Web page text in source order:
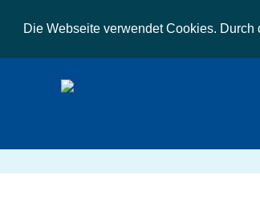
Die Webseite verwendet Cookies.